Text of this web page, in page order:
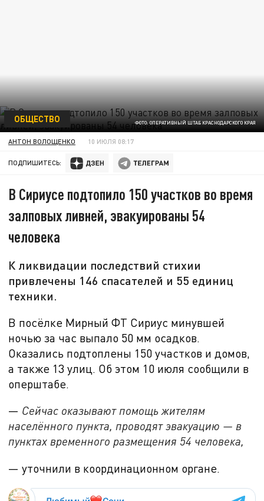
ФОТО: ОПЕРАТИВНЫЙ ШТАБ КРАСНОДАРСКОГО КРАЯ
ОБЩЕСТВО
АНТОН ВОЛОЩЕНКО 10 ИЮЛЯ 08:17
ПОДПИШИТЕСЬ:
В Сириусе подтопило 150 участков во время
залповых ливней, эвакуированы 54
человека
К ликвидации последствий стихии
привлечены 146 спасателей и 55 единиц
техники.
В посёлке Мирный ФТ Сириус минувшей
ночью за час выпало 50 мм осадков.
Оказались подтоплены 150 участков и домов,
а также 13 улиц. Об этом 10 июля сообщили в
оперштабе.
— Сейчас оказывают помощь жителям
населённого пункта, проводят эвакуацию — в
пунктах временного размещения 54 человека,
— уточнили в координационном органе.